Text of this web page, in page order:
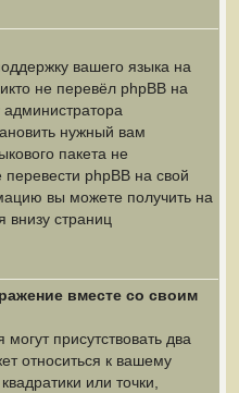
вашего языка на
не перевёл phpBB на
нужный вам
пакета не
phpBB на свой
вы можете получить на
внизу страниц
вместе со своим
присутствовать два
относиться к вашему
или точки,